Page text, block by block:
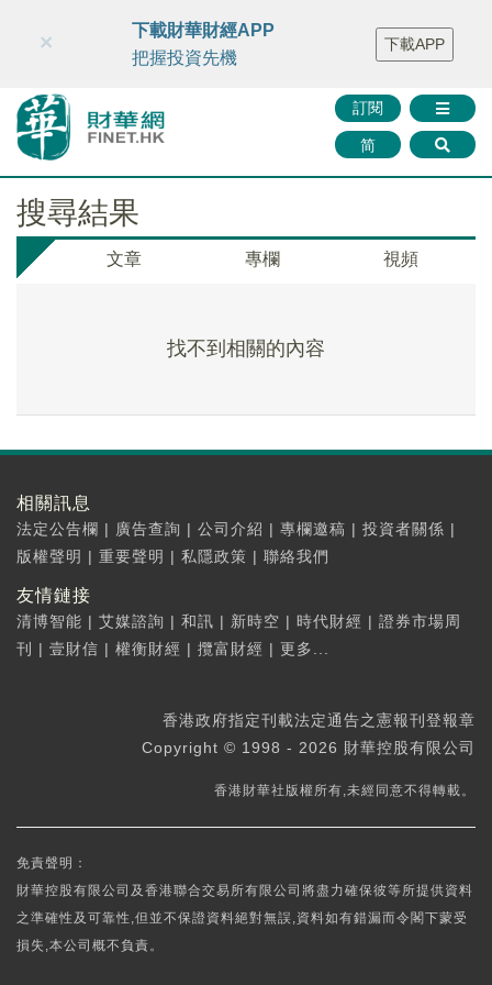
財華智庫網 FINTV FINMETA 財華證券 媒體矩陣
智庫沙龍
聯絡我們
訂閱
简
×
下載財華財經APP
把握投資先機
下載APP
搜尋結果
文章 專欄 視頻
找不到相關的內容
相關訊息
法定公告欄 | 廣告查詢 | 公司介紹 | 專欄邀稿 | 投資者關係 |
版權聲明 | 重要聲明 | 私隱政策 | 聯絡我們
友情鏈接
清博智能 | 艾媒諮詢 | 和訊 | 新時空 | 時代財經 | 證券市場周
刊
| 壹財信 | 權衡財經 | 攬富財經 | 更多...
香港政府指定刊載法定通告之憲報刊登報章
Copyright © 1998 - 2026 財華控股有限公司
香港財華社版權所有,未經同意不得轉載。
免責聲明：
財華控股有限公司及香港聯合交易所有限公司將盡力確保彼等所提供資料
之準確性及可靠性,但並不保證資料絕對無誤,資料如有錯漏而令閣下蒙受
損失,本公司概不負責。